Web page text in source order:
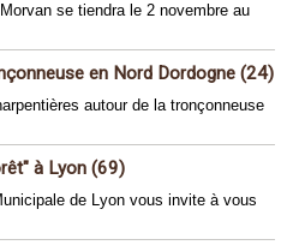
se tiendra le 2 novembre au
en Nord Dordogne (24)
autour de la tronçonneuse
à Lyon (69)
de Lyon vous invite à vous